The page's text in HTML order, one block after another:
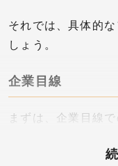
それでは、具体的
しょう。
企業目線
まずは、企業目線で